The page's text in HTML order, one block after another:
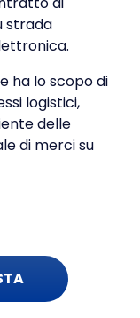
strada
ha lo scopo di
logistici,
delle
di merci su